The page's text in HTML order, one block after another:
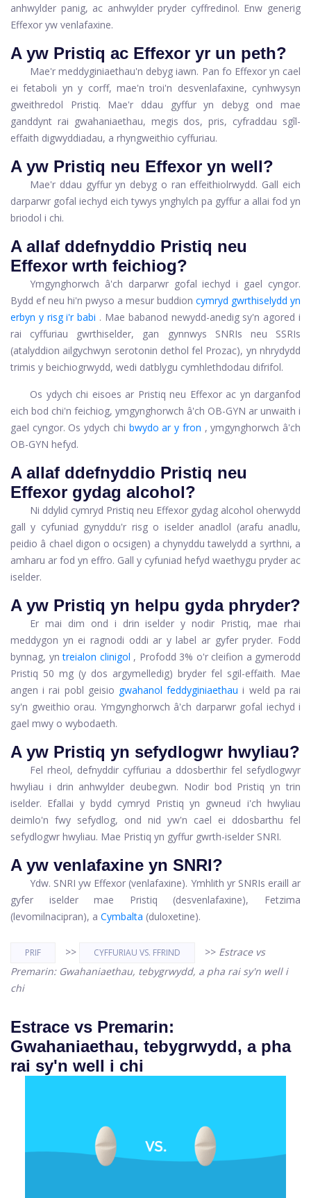
anhwylder panig, ac anhwylder pryder cyffredinol. Enw generig
Effexor yw venlafaxine.
A yw Pristiq ac Effexor yr un peth?
Mae'r meddyginiaethau'n debyg iawn. Pan fo Effexor yn cael
ei fetaboli yn y corff, mae'n troi'n desvenlafaxine, cynhwysyn
gweithredol Pristiq. Mae'r ddau gyffur yn debyg ond mae
ganddynt rai gwahaniaethau, megis dos, pris, cyfraddau sgîl-
effaith digwyddiadau, a rhyngweithio cyffuriau.
A yw Pristiq neu Effexor yn well?
Mae'r ddau gyffur yn debyg o ran effeithiolrwydd. Gall eich
darparwr gofal iechyd eich tywys ynghylch pa gyffur a allai fod yn
briodol i chi.
A allaf ddefnyddio Pristiq neu
Effexor wrth feichiog?
Ymgynghorwch â'ch darparwr gofal iechyd i gael cyngor.
Bydd ef neu hi'n pwyso a mesur buddion cymryd gwrthiselydd yn
erbyn y risg i'r babi . Mae babanod newydd-anedig sy'n agored i
rai cyffuriau gwrthiselder, gan gynnwys SNRIs neu SSRIs
(atalyddion ailgychwyn serotonin dethol fel Prozac), yn nhrydydd
trimis y beichiogrwydd, wedi datblygu cymhlethdodau difrifol.
Os ydych chi eisoes ar Pristiq neu Effexor ac yn darganfod
eich bod chi'n feichiog, ymgynghorwch â'ch OB-GYN ar unwaith i
gael cyngor. Os ydych chi bwydo ar y fron , ymgynghorwch â'ch
OB-GYN hefyd.
A allaf ddefnyddio Pristiq neu
Effexor gydag alcohol?
Ni ddylid cymryd Pristiq neu Effexor gydag alcohol oherwydd
gall y cyfuniad gynyddu'r risg o iselder anadlol (arafu anadlu,
peidio â chael digon o ocsigen) a chynyddu tawelydd a syrthni, a
amharu ar fod yn effro. Gall y cyfuniad hefyd waethygu pryder ac
iselder.
A yw Pristiq yn helpu gyda phryder?
Er mai dim ond i drin iselder y nodir Pristiq, mae rhai
meddygon yn ei ragnodi oddi ar y label ar gyfer pryder. Fodd
bynnag, yntreialon clinigol , Profodd 3% o'r cleifion a gymerodd
Pristiq 50 mg (y dos argymelledig) bryder fel sgil-effaith. Mae
angen i rai pobl geisio gwahanol feddyginiaethau i weld pa rai
sy'n gweithio orau. Ymgynghorwch â'ch darparwr gofal iechyd i
gael mwy o wybodaeth.
A yw Pristiq yn sefydlogwr hwyliau?
Fel rheol, defnyddir cyffuriau a ddosberthir fel sefydlogwyr
hwyliau i drin anhwylder deubegwn. Nodir bod Pristiq yn trin
iselder. Efallai y bydd cymryd Pristiq yn gwneud i'ch hwyliau
deimlo'n fwy sefydlog, ond nid yw'n cael ei ddosbarthu fel
sefydlogwr hwyliau. Mae Pristiq yn gyffur gwrth-iselder SNRI.
A yw venlafaxine yn SNRI?
Ydw. SNRI yw Effexor (venlafaxine). Ymhlith yr SNRIs eraill ar
gyfer iselder mae Pristiq (desvenlafaxine), Fetzima
(levomilnacipran), a Cymbalta (duloxetine).
PRIF >> CYFFURIAU VS. FFRIND >> Estrace vs
Premarin: Gwahaniaethau, tebygrwydd, a pha rai sy'n well i
chi
Estrace vs Premarin:
Gwahaniaethau, tebygrwydd, a pha
rai sy'n well i chi